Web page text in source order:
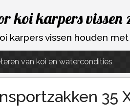
koi karpers vissen
karpers vissen houden
van koi en watercondities
35